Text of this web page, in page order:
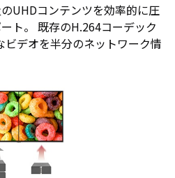
UHDコンテンツを効率的に圧
ト。 既存のH.264コーデック
ビデオを半分のネットワーク情